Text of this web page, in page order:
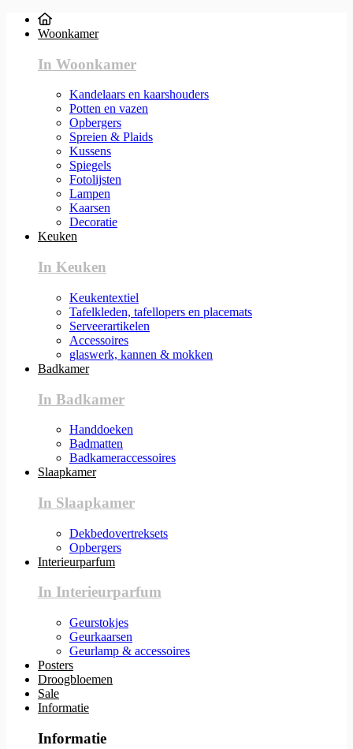
Woonkamer
In Woonkamer
Kandelaars en kaarshouders
Potten en vazen
Opbergers
Spreien & Plaids
Kussens
Spiegels
Fotolijsten
Lampen
Kaarsen
Decoratie
Keuken
In Keuken
Keukentextiel
Tafelkleden, tafellopers en placemats
Serveerartikelen
Accessoires
glaswerk, kannen & mokken
Badkamer
In Badkamer
Handdoeken
Badmatten
Badkameraccessoires
Slaapkamer
In Slaapkamer
Dekbedovertreksets
Opbergers
Interieurparfum
In Interieurparfum
Geurstokjes
Geurkaarsen
Geurlamp & accessoires
Posters
Droogbloemen
Sale
Informatie
Informatie